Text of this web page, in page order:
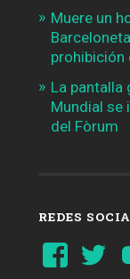
Muere un
prohibición
La pantalla
Mundial se
del Fòrum
REDES
Ver
perfil
Ver